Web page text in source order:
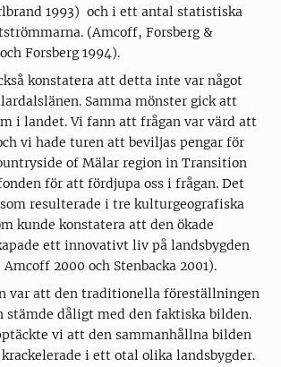
1993) och i ett antal statistiska
(Amcoff, Forsberg &
Forsberg 1994).
konstatera att detta inte var något
Samma mönster gick att
i landet. Vi fann att frågan var värd att
vi hade turen att beviljas pengar för
of Mälar region in Transition
för att fördjupa oss i frågan. Det
resulterade i tre kulturgeografiska
kunde konstatera att den ökade
ett innovativt liv på landsbygden
2000 och Stenbacka 2001).
var att den traditionella föreställningen
stämde dåligt med den faktiska bilden.
vi att den sammanhållna bilden
i ett otal olika landsbygder.